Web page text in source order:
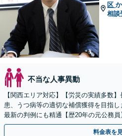
区
相談
不当な人事異動
【関西エリア対応】【労災の実績多数
患、うつ病等の適切な補償獲得を目指し
最新の判例にも精通【歴20年の元公務
等、労働者の立場から親身にサポート
料金表を